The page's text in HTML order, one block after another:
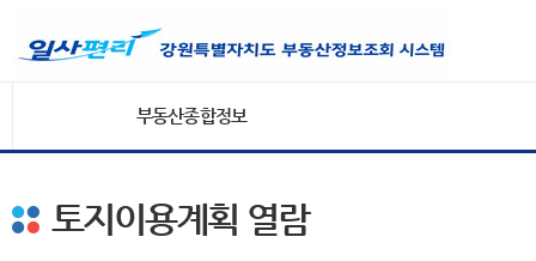
부동산종합정보
토지이용계획 열람